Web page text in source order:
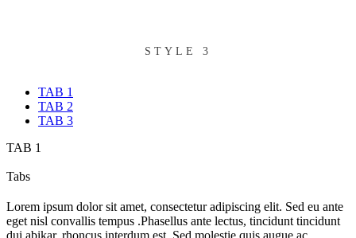
STYLE 3
TAB 1
TAB 2
TAB 3
TAB 1
Tabs
Lorem ipsum dolor sit amet, consectetur adipiscing elit. Sed eu ante
eget nisl convallis tempus .Phasellus ante lectus, tincidunt tincidunt
dui abikar, rhoncus interdum est. Sed molestie quis augue ac